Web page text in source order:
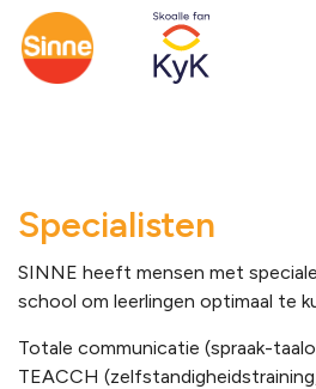
Specialisten
SINNE heeft mensen met
school om leerlingen optimaal te
Totale communicatie (spraak-
TEACCH